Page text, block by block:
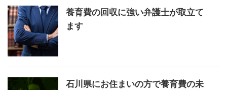
養育費の回収に強い弁護士が取立て
ます
石川県にお住まいの方で養育費の未